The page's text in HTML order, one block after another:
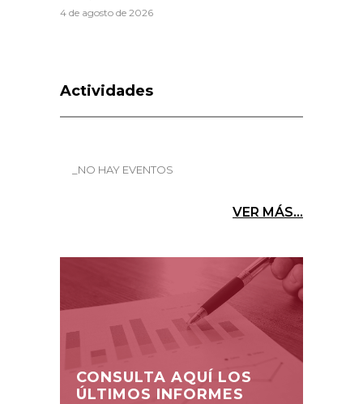
4 de agosto de 2026
Actividades
_NO HAY EVENTOS
VER MÁS...
CONSULTA AQUÍ LOS
ÚLTIMOS INFORMES